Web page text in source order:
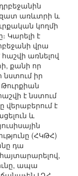
առևտրի և
կողմի
Կարելի է
վրա
հաշվի առնելով
քանի որ
նստում իր
Թուրքիան
է նստում
վերաբերում է
և
(ՀԿԹՀ)
դա
ապա